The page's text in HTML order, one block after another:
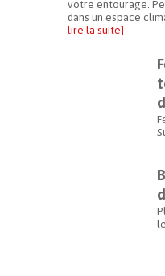
votre entourage.
dans un espace
lire la suite]